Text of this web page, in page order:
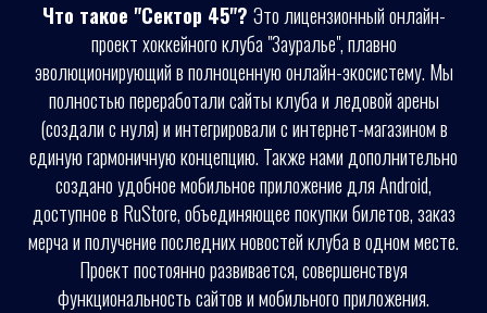
Что такое "Сектор 45"? Это лицензионный онлайн-
проект хоккейного клуба "Зауралье", плавно
эволюционирующий в полноценную онлайн-экосистему. Мы
полностью переработалисайты клуба и ледовой арены
(создали с нуля) и интегрировали с интернет-магазином в
единую гармоничную концепцию. Также нами дополнительно
создано удобное мобильное приложение для Android,
доступное в RuStore, объединяющее покупки билетов, заказ
мерча и получение последних новостей клуба в одном месте.
Проект постоянно развивается, совершенствуя
функциональность сайтов и мобильного приложения.